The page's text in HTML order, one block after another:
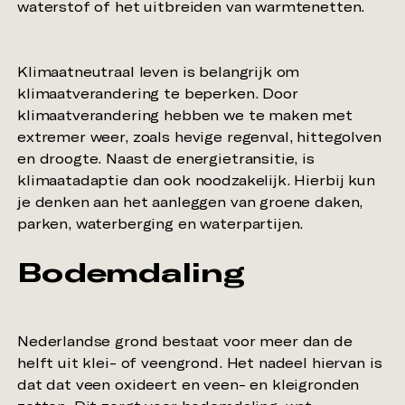
Klimaatneutraal leven is belangrijk om
klimaatverandering te beperken. Door
klimaatverandering hebben we te maken met
extremer weer, zoals hevige regenval, hittegolven
en droogte. Naast de energietransitie, is
klimaatadaptie dan ook noodzakelijk. Hierbij kun
je denken aan het aanleggen van groene daken,
Bodemdaling
Nederlandse grond bestaat voor meer dan de
helft uit klei- of veengrond. Het nadeel hiervan is
dat dat veen oxideert en veen- en kleigronden